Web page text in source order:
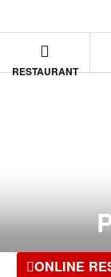
RESTAURANT
ONLINE